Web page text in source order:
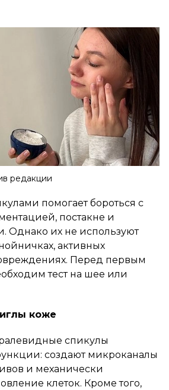
редакции
помогает бороться с
постакне и
Однако их не используют
активных
Перед первым
тест на шее или
коже
спикулы
создают микроканалы
и механически
клеток. Кроме того,